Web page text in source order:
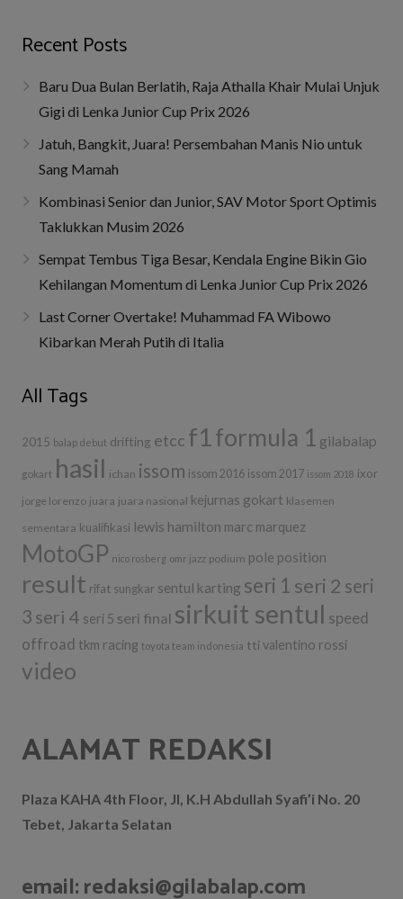
Recent Posts
Baru Dua Bulan Berlatih, Raja Athalla Khair Mulai Unjuk
Gigi di Lenka Junior Cup Prix 2026
Jatuh, Bangkit, Juara! Persembahan Manis Nio untuk
Sang Mamah
Kombinasi Senior dan Junior, SAV Motor Sport Optimis
Taklukkan Musim 2026
Sempat Tembus Tiga Besar, Kendala Engine Bikin Gio
Kehilangan Momentum di Lenka Junior Cup Prix 2026
Last Corner Overtake! Muhammad FA Wibowo
Kibarkan Merah Putih di Italia
All Tags
2015 balap debut drifting etcc f1formula 1 gilabalap
gokart hasil ichan issom issom 2016 issom 2017 issom 2018 ixor
jorge lorenzo juara juara nasional kejurnas gokart klasemen
sementara kualifikasi lewis hamilton marc marquez
MotoGP nico rosberg omr jazz podium pole position
result rifat sungkar sentul karting seri 1 seri 2 seri
3 seri 4 seri 5 seri final sirkuit sentul speed
offroad tkm racing toyota team indonesia tti valentino rossi
video
ALAMAT REDAKSI
Plaza KAHA 4th Floor, Jl, K.H Abdullah Syafi’i No. 20
Tebet, Jakarta Selatan
email: redaksi@gilabalap.com